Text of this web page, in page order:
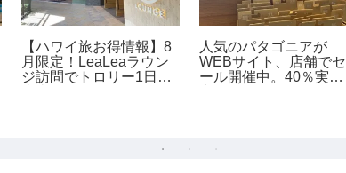
【ハワイ旅お得情報】8
月限定！LeaLeaラウン
ジ訪問でトロリー1日乗
人気のパタゴニアが
WEBサイト、店舗でセ
ール開催中。40％実施